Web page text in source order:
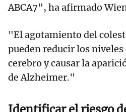
ABCA7", ha afirmado
"El agotamiento del
pueden reducir los niveles
cerebro y causar la
de Alzheimer."